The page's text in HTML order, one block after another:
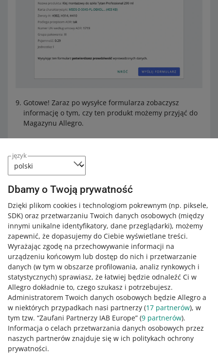
język
Dbamy o Twoją prywatność
Dzięki plikom cookies i technologiom pokrewnym (np. piksele,
SDK) oraz przetwarzaniu Twoich danych osobowych (między
innymi unikalne identyfikatory, dane przeglądarki), możemy
zapewnić, że dopasujemy do Ciebie wyświetlane treści.
Wyrażając zgodę na przechowywanie informacji na
urządzeniu końcowym lub dostęp do nich i przetwarzanie
danych (w tym w obszarze profilowania, analiz rynkowych i
statystycznych) sprawiasz, że łatwiej będzie odnaleźć Ci w
Allegro dokładnie to, czego szukasz i potrzebujesz.
Administratorem Twoich danych osobowych będzie Allegro a
w niektórych przypadkach nasi partnerzy (17 partnerów), w
tym tzw. “Zaufani Partnerzy IAB Europe” (9 partnerów).
Informacja o celach przetwarzania danych osobowych przez
naszych partnerów znajduje się w ich politykach ochrony
prywatności.
Gotowe! Zaraz po wysyłce formularza zobaczysz
informację o tym, czy ten produkt możemy przyjąć do
Magazynu Allegro.
magazynu.
dowiedz się więcej
produktów niebezpiecznych w One
Fulfillment by Allegro lub skontaktuj się ze
Najczęściej zadawane pytania
Po kliknięciu [wyślij formularz] widzę komunikat:
Dane produktu zostały uzupełnione. Co to
znaczy?
Ten komunikat oznacza, że inny sprzedający w One
Fulfillment wypełnił już formularz dla tego produktu.
Mamy więc informacje na jego temat i możemy ocenić,
czy przyjmiemy ten produkt do magazynu. Kliknij
[zamknij formularz] i przejdź do tworzenia awizo. Jeśli
będziemy mogli przyjąć ten produkt, utworzysz dla niego
Mój produkt nie zawiera baterii, jednak został
uznany za potencjalnie niebezpieczny. Nie mogę
więc utworzyć awizo dla tego produktu, zanim
nie wypełnię formularza. Co mam zrobić?
Skontaktuj się z nami.
Jak mogę sprawdzić, czy mój produkt podlega
przepisom ADR?